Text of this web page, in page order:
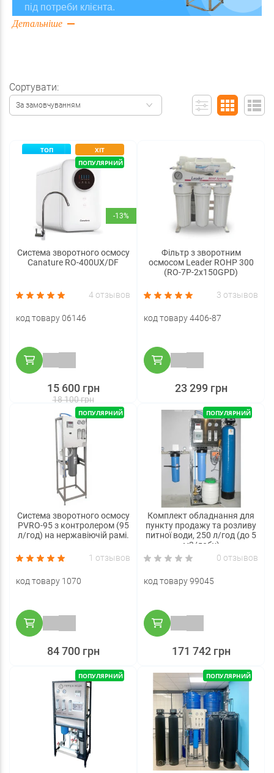
під потреби клієнта.
Детальніше
Сортувати:
За замовчуванням
-13%
ТОП
ХІТ
ПОПУЛЯРНИЙ
Система зворотного осмосу
Canature RO-400UX/DF
4 отзывов
код товару 06146
18 100 грн
15 600 грн
Фільтр з зворотним
осмосом Leader ROHP 300
(RO-7P-2x150GPD)
3 отзывов
код товару 4406-87
23 299 грн
ПОПУЛЯРНИЙ
Система зворотного осмосу
PVRO-95 з контролером (95
л/год) на нержавіючій рамі.
1 отзывов
код товару 1070
84 700 грн
ПОПУЛЯРНИЙ
Комплект обладнання для
пункту продажу та розливу
питної води, 250 л/год (до 5
м3/добу)
0 отзывов
код товару 99045
171 742 грн
ПОПУЛЯРНИЙ ПОПУЛЯРНИЙ